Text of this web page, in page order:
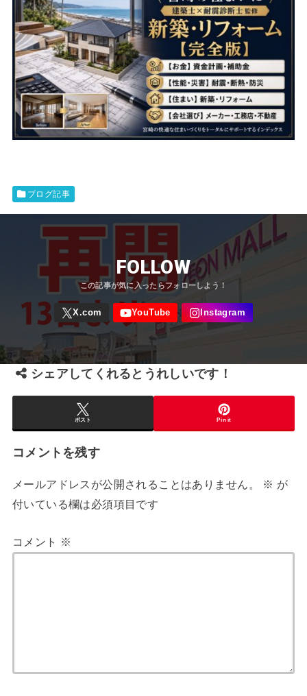
ブログ記事
FOLLOW
シェアしてくれるとうれしいです！
ポスト Pin it
コメントを残す
メールアドレスが公開されることはありません。 ※ が
付いている欄は必須項目です
コメント ※